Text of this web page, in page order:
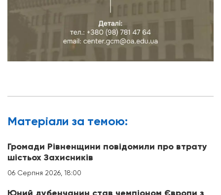
Матерiали за темою:
Громади Рівненщини повідомили про втрату
шістьох Захисників
06 Серпня 2026, 18:00